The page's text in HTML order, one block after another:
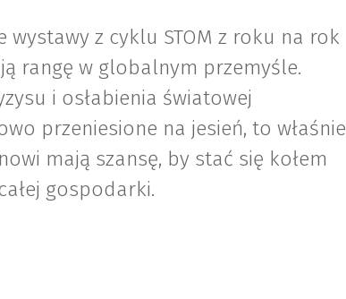
wystawy z cyklu STOM z roku na rok
rangę w globalnym przemyśle.
i osłabienia światowej
przeniesione na jesień, to właśnie
mają szansę, by stać się kołem
gospodarki.